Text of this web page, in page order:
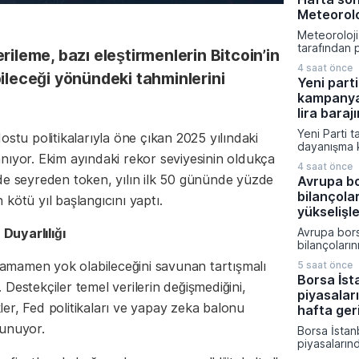
bazı eleştirmenlerin Bitcoin’in
yönündeki tahminlerini
politikalarıyla öne çıkan 2025 yılındaki
Ekim ayındaki rekor seviyesinin oldukça
seyreden token, yılın ilk 50 gününde yüzde
yıl başlangıcını yaptı.
yok olabileceğini savunan tartışmalı
temel verilerin değişmediğini,
Fed politikaları ve yapay zeka balonu
aldı.
platformu
sistemi
edildi.
tarafından
boyunca
bölümünde
hava
civarında
ile
yağış
tahmin
4 saat önce
Yeni parti
lira
Yeni Parti
dayanışma
sürede 300
aşarak
CHP'den
kurucular
siyasi
süreçte
bağışçı
paylaştı.
4 saat önce
Avrupa
Avrupa
odaklandı.
fiyatlarının
jeopolitik
çıkması
endişelerini
5 saat önce
Borsa
hafta
Borsa